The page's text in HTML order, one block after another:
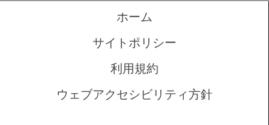
ホーム
サイトポリシー
利用規約
ウェブアクセシビリティ方針